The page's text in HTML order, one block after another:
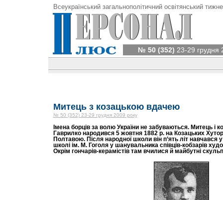
Всеукраїнський загальнополітичний освітянський
№ 50 (352) 23-29 грудня
Митець з козацькою вдачею
№ 50 (352) 23-29 грудня 2009 року
Імена борців за волю України не забуваються. Митець і
Гаврилко народився 5 жовтня 1882 р. на Козацьких
Полтавою. Після народної школи він п’ять літ навчався
школі ім. М. Гоголя у шанувальника співців-кобзарів
Окрім гончарів-керамістів там вчилися й майбутні